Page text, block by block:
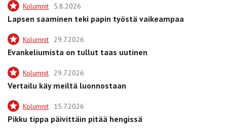
Kolumnit 5.8.2026
Lapsen saaminen teki papin työstä vaikeampaa
Kolumnit 29.7.2026
Evankeliumista on tullut taas uutinen
Kolumnit 29.7.2026
Vertailu käy meiltä luonnostaan
Kolumnit 15.7.2026
Pikku tippa päivittäin pitää hengissä